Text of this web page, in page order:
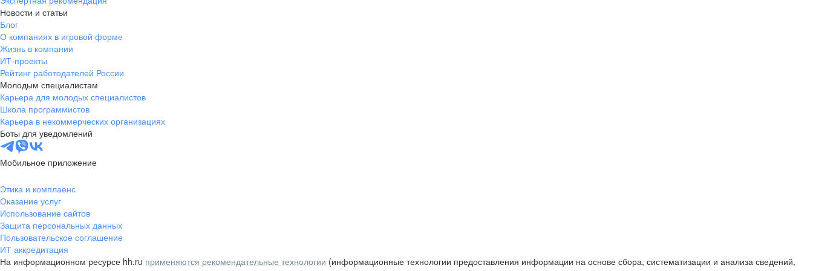
Новости и статьи
Блог
О компаниях в игровой форме
Жизнь в компании
ИТ-проекты
Рейтинг работодателей России
Молодым специалистам
Карьера для молодых специалистов
Школа программистов
Карьера в некоммерческих организациях
Боты для уведомлений
Мобильное приложение
Этика и комплаенс
Оказание услуг
Использование сайтов
Защита персональных данных
Пользовательское соглашение
ИТ аккредитация
На информационном ресурсе hh.ru применяются рекомендательные технологии (информационные технологии предоставления информации на основе сбора, систематизации и анализа сведений,